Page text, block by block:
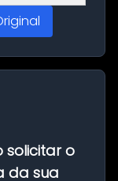
solicitar o
da sua